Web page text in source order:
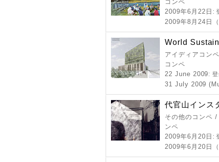
コンペ
2009年6月22日 :
2009年8月24日
World
アイディアコン
コンペ
22 June 2009:
31 July 2009
代官山インス
その他のコンペ
ンペ
2009年6月20日 :
2009年6月20日